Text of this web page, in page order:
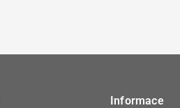
Informace